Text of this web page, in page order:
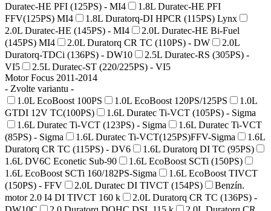
Duratec-HE PFI (125PS) - MI4
1.8L Duratec-HE PFI
FFV(125PS) MI4
1.8L Duratorq-DI HPCR (115PS) Lynx
2.0L Duratec-HE (145PS) - MI4
2.0L Duratec-HE Bi-Fuel
(145PS) MI4
2.0L Duratorq CR TC (110PS) - DW
2.0L
Duratorq-TDCi (136PS) - DW10
2.5L Duratec-RS (305PS) -
VI5
2.5L Duratec-ST (220/225PS) - VI5
Motor Focus 2011-2014
- Zvolte variantu -
1.0L EcoBoost 100PS
1.0L EcoBoost 120PS/125PS
1.0L
GTDI 12V TC(100PS)
1.6L Duratec Ti-VCT (105PS) - Sigma
1.6L Duratec Ti-VCT (123PS) - Sigma
1.6L Duratec Ti-VCT
(85PS) - Sigma
1.6L Duratec Ti-VCT(125PS)FFV-Sigma
1.6L
Duratorq CR TC (115PS) - DV6
1.6L Duratorq DI TC (95PS)
1.6L DV6C Econetic Sub-90
1.6L EcoBoost SCTi (150PS)
1.6L EcoBoost SCTi 160/182PS-Sigma
1.6L EcoBoost TIVCT
(150PS) - FFV
2.0L Duratec DI TIVCT (154PS)
Benzín.
motor 2.0 I4 DI TIVCT 160 k
2.0L Duratorq CR TC (136PS) -